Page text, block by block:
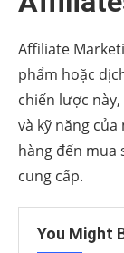
Affiliate
phẩm hoặc
chiến lược
và kỹ năng
hàng đến mua
cung cấp.
You Might